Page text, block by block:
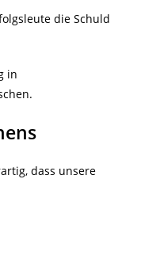
die Schuld
in
dass unsere